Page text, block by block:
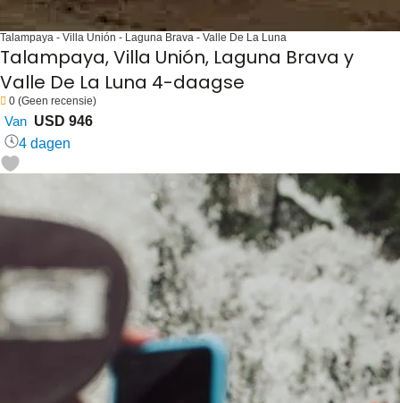
Talampaya - Villa Unión - Laguna Brava - Valle De La Luna
Talampaya, Villa Unión, Laguna Brava y
Valle De La Luna 4-daagse
0 (Geen recensie)
Van USD 946
4 dagen